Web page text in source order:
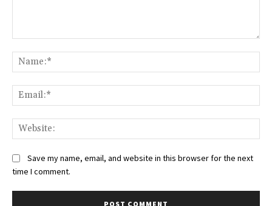
Save my name, email, and website in this browser for the next
time I comment.